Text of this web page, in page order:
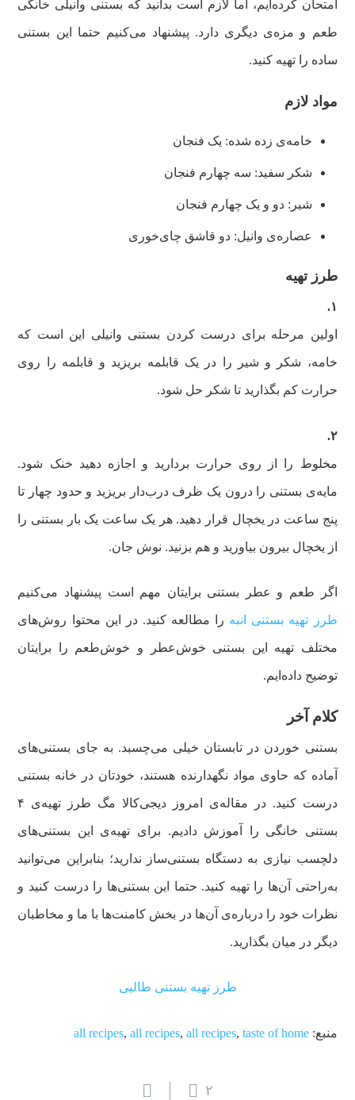
امتحان کرده‌ایم، اما لازم است بدانید که بستنی وانیلی خانگی
طعم و مزه‌ی دیگری دارد. پیشنهاد می‌کنیم حتما این بستنی
ساده را تهیه ‌کنید.
مواد لازم
خامه‌ی زده شده: یک فنجان
شکر سفید: سه چهارم فنجان
شیر: دو و یک چهارم فنجان
عصاره‌ی وانیل: دو قاشق چای‌خوری
طرز تهیه
۱.
اولین مرحله برای درست کردن بستنی وانیلی این است که
خامه، شکر و شیر را در یک قابلمه بریزید و قابلمه را روی
حرارت کم بگذارید تا شکر حل شود.
۲.
مخلوط را از روی حرارت بردارید و اجازه دهید خنک شود.
مایه‌ی بستنی را درون یک ظرف درب‌دار بریزید و حدود چهار تا
پنج ساعت در یخچال قرار دهید. هر یک ساعت یک بار بستنی را
از یخچال بیرون بیاورید و هم بزنید‌. نوش جان.
اگر طعم و عطر بستنی برایتان مهم است پیشنهاد می‌‌کنیم
طرز تهیه بستنی انبه را مطالعه کنید. در این محتوا روش‌های
مختلف تهیه این بستنی خوش‌عطر و خوش‌طعم را برایتان
توضیح داده‌ایم.
کلام آخر
بستنی خوردن در تابستان خیلی می‌چسبد. به جای بستنی‌های
آماده که حاوی مواد نگهدارنده هستند، خودتان در خانه بستنی
درست کنید. در مقاله‌ی امروز دیجی‌کالا مگ طرز تهیه‌ی ۴
بستنی خانگی را آموزش دادیم. برای تهیه‌ی این بستنی‌های
دلچسب نیازی به دستگاه بستنی‌ساز ندارید؛ بنابراین می‌توانید
به‌راحتی آن‌ها را تهیه کنید. حتما این بستنی‌ها را درست کنید و
نظرات خود را درباره‌ی آن‌ها در بخش کامنت‌ها با ما و مخاطبان
دیگر در میان بگذارید.
طرز تهیه بستنی طالبی
منبع: all recipes, all recipes, all recipes, taste of home
۲